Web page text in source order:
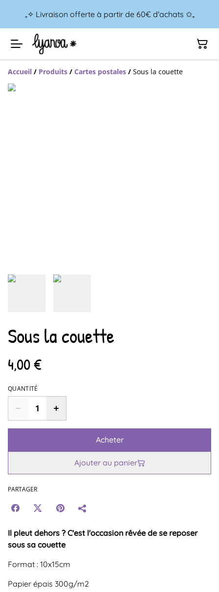
₊✧ Livraison offerte à partir de 60€ d'achats ✩₊
Accueil / Produits / Cartes postales / Sous la couette
Sous la couette
4,00 €
QUANTITÉ
Acheter
Ajouter au panier
PARTAGER
Il pleut dehors ? C'est l'occasion rêvée de se reposer
sous sa couette
Format : 10x15cm
Papier épais 300g/m2